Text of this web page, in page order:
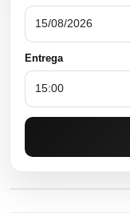
Entrega